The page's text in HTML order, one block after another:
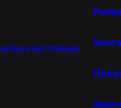
и настоящее